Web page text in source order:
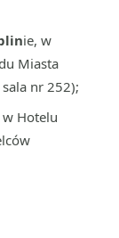
ie, w
Miasta
nr 252);
w Hotelu